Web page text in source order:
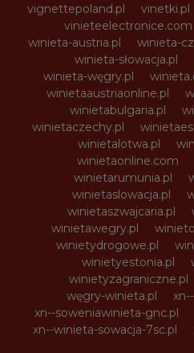
vignettepoland.pl
vinetki.pl
vinieteelectronice.com
winieta-austria.pl
winieta-
winieta-słowacja.pl
winieta-węgry.pl
winietaaustriaonline.pl
winietabulgaria.pl
winietaczechy.pl
winietalotwa.pl
winietaonline.com
winietarumunia.pl
winietaslowacja.pl
winietaszwajcaria.pl
winietawegry.pl
winietydrogowe.pl
winietyestonia.pl
winietyzagraniczne.pl
węgry-winieta.pl
xn--soweniawinieta-gnc.pl
xn--winieta-sowacja-7sc.pl